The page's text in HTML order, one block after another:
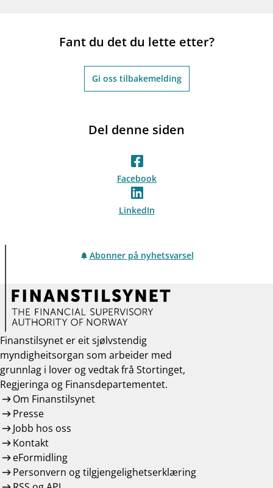
Fant du det du lette etter?
Gi oss tilbakemelding
Del denne siden
Facebook
LinkedIn
Abonner på nyhetsvarsel
Finanstilsynet er eit sjølvstendig
myndigheitsorgan som arbeider med
grunnlag i lover og vedtak frå Stortinget,
Regjeringa og Finansdepartementet.
Om Finanstilsynet
Presse
Jobb hos oss
Kontakt
eFormidling
Personvern og tilgjengelighetserklæring